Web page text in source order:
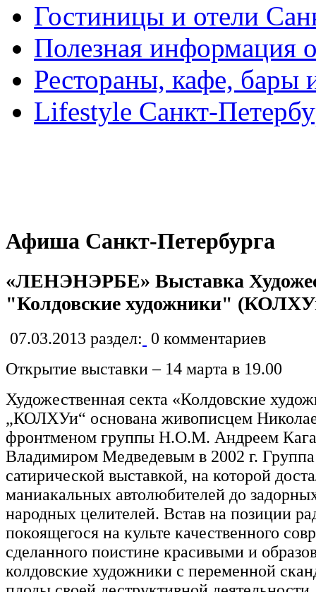
Гостиницы и отели
Полезная информация
Рестораны, кафе, бары
Lifestyle Санкт-
Афиша Санкт-Петербурга
«ЛЕНЭНЭРБЕ» Выставка
"Колдовские художники"
07.03.2013 раздел: 0 комментариев
Открытие выставки – 14 марта в 19.00
Художественная секта «Колдовские
„КОЛХУи“ основана живописцем
фронтменом группы Н.О.М. Андреем
Владимиром Медведевым в 2002 г.
сатирической выставкой, на которой
маниакальных автолюбителей до
народных целителей. Встав на позиции
покоящегося на культе качественного
сделанного поистине красивыми и
колдовские художники с переменной